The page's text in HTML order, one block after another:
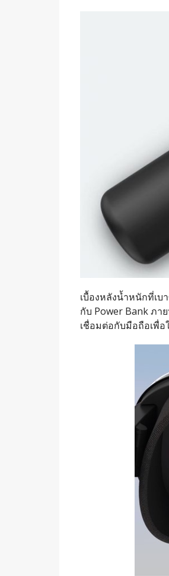
เบื้องหลังน้ำหนักที่เบ
กับ Power Bank ภา
เชื่อมต่อกับมือถือเพื่